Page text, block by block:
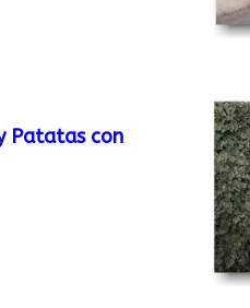
Patatas con